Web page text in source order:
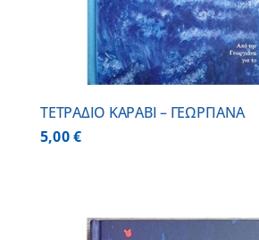
ΤΕΤΡΑΔΙΟ ΚΑΡΑΒΙ – ΓΕΩΡΓΙΑΝΑ
5,00€